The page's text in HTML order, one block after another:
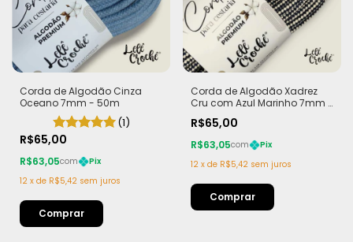
Corda de Algodão Cinza
Oceano 7mm - 50m
(1)
R$65,00
R$63,05com
Pix
12 x de R$5,42 sem juros
Corda de Algodão Xadrez
Cru com Azul Marinho 7mm -
R$65,00
R$63,05com
Pix
12 x de R$5,42 sem juros